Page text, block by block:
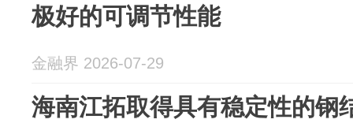
极好的可调节性能
金融界 2026-07-29
海南江拓取得具有稳定性的钢